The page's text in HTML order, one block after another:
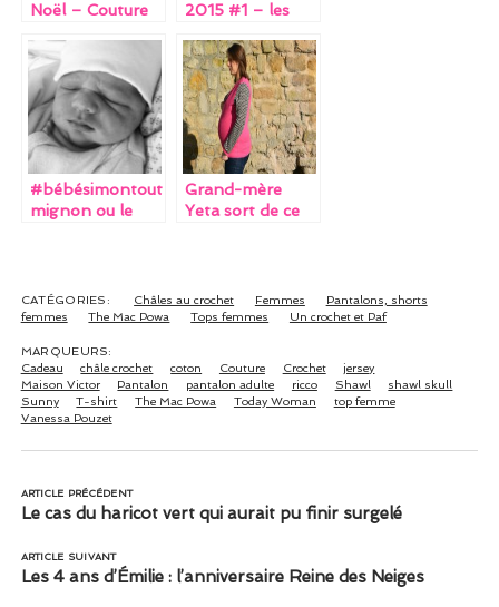
Noël – Couture
2015 #1 – les
adultes
#bébésimontout
mignon ou le
comme les
autres (post à
RTT)
Grand-mère
Yeta sort de ce
CATÉGORIES: Châles au crochet Femmes
Pantalons, shorts
femmes
The Mac Powa Tops femmes Un crochet et Paf
MARQUEURS:
Cadeau
châle crochet coton Couture Crochet
jersey
Maison Victor
Pantalon pantalon adulte ricco Shawl
shawl skull
Sunny
T-shirt The Mac Powa Today Woman
top femme
Vanessa Pouzet
ARTICLE PRÉCÉDENT
Le cas du haricot vert qui aurait pu finir surgelé
ARTICLE SUIVANT
Les 4 ans d’Émilie : l’anniversaire Reine des Neiges